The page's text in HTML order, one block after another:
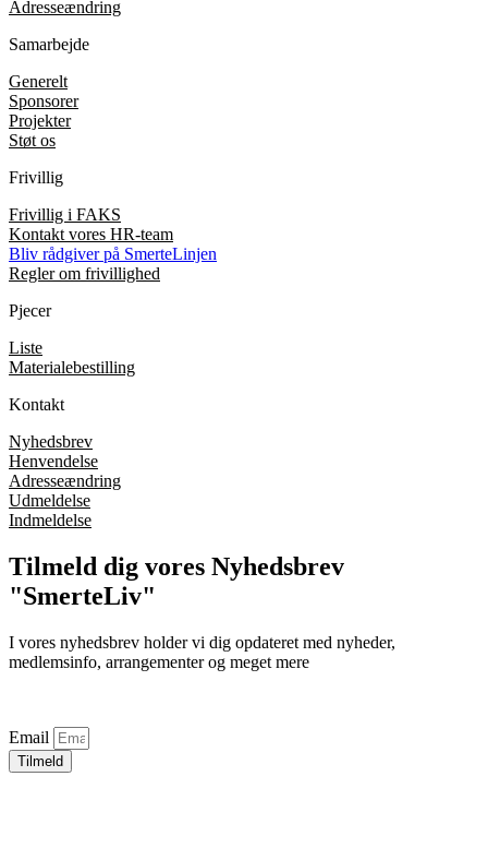
Adresseændring
Samarbejde
Generelt
Sponsorer
Projekter
Støt os
Frivillig
Frivillig i FAKS
Kontakt vores HR-team
Bliv rådgiver på SmerteLinjen
Regler om frivillighed
Pjecer
Liste
Materialebestilling
Kontakt
Nyhedsbrev
Henvendelse
Adresseændring
Udmeldelse
Indmeldelse
Tilmeld dig vores Nyhedsbrev
"SmerteLiv"
I vores nyhedsbrev holder vi dig opdateret med nyheder,
medlemsinfo, arrangementer og meget mere
Email
Tilmeld